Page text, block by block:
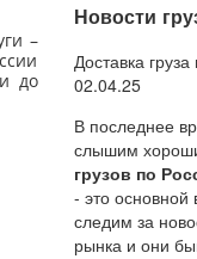
–
до
Новости
Доставка
02.04.25
В последнее
слышим
грузов по
- это основной
следим за
рынка и они